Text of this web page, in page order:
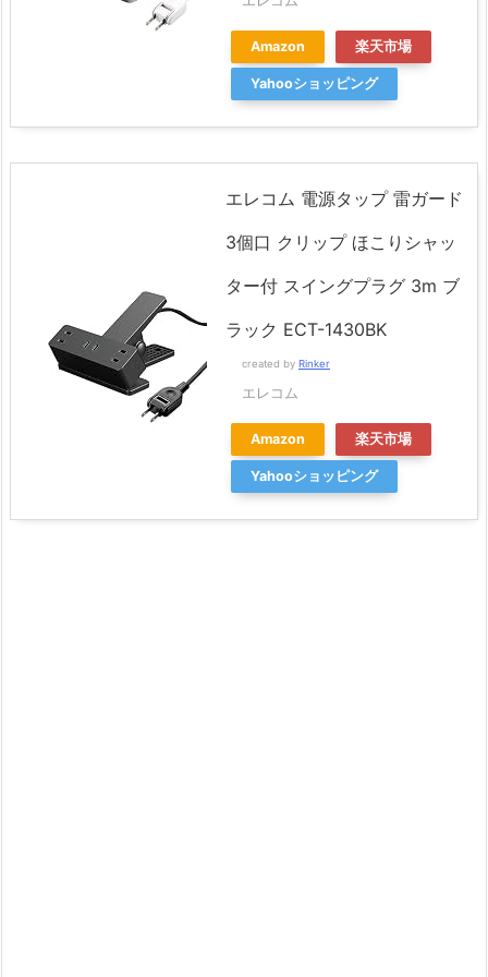
Amazon 楽天市場
Yahooショッピング
エレコム 電源タップ 雷ガード
3個口 クリップ ほこりシャッ
ター付 スイングプラグ 3m ブ
ラック ECT-1430BK
created by Rinker
エレコム
Amazon 楽天市場
Yahooショッピング